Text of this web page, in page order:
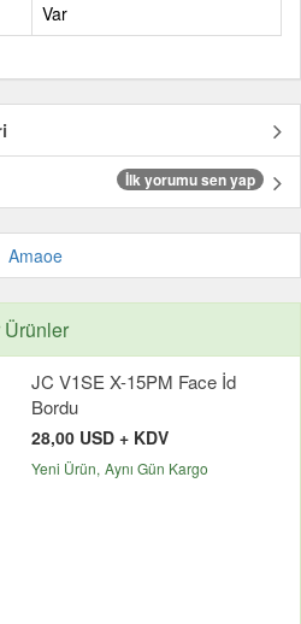
Var
İlk yorumu sen yap
Amaoe
JC V1SE X-15PM Face İd
Bordu
28,00 USD + KDV
Yeni Ürün Aynı Gün Kargo